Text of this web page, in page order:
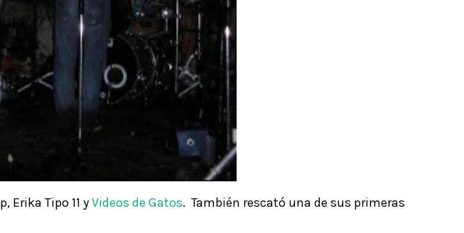
Erika Tipo 11 yVideos de Gatos. También rescató una de sus primeras